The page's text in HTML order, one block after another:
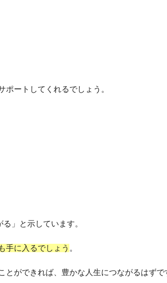
ートしてくれるでしょう。
」と示しています。
手に入るでしょう 。
とができれば、豊かな人生につながるはずで